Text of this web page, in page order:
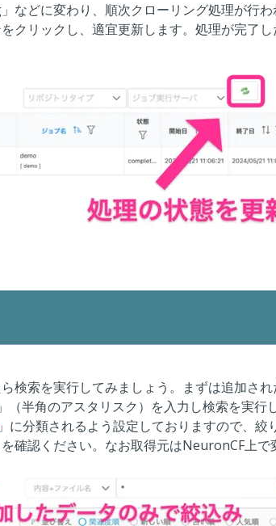
個人情報の取り
などに変わり、順次クローリング処理が行
クリックし、適宜更新します。処理が完了
検索を実行してみましょう。まずは追加さ
（半角のアスタリスク）を入力し検索を実行
」に分類されるよう設定しておりますので、絞
確認ください。なお取得元はNeuronCF上で